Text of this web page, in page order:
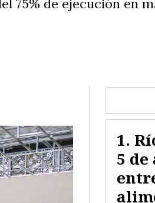
75% de ejecución en
5 de